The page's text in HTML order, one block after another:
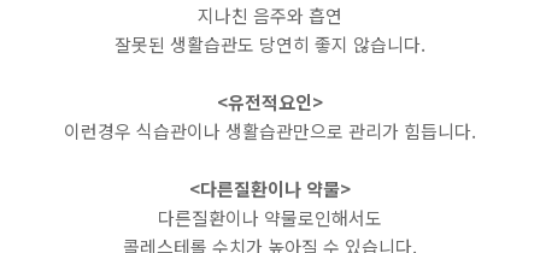
지나친 음주와 흡연
잘못된 생활습관도 당연히 좋지 않습니다.
<유전적요인>
이런경우 식습관이나 생활습관만으로 관리가 힘듭니다.
<다른질환이나 약물>
다른질환이나 약물로인해서도
콜레스테롤 수치가 높아질 수 있습니다.